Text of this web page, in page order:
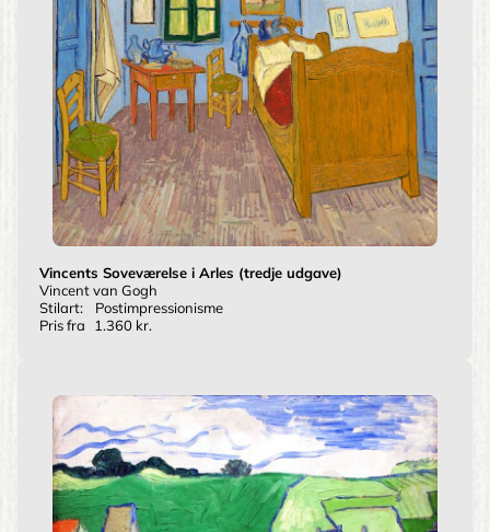
Vincents Soveværelse i Arles (tredje udgave)
Vincent van Gogh
Stilart:
Postimpressionisme
Pris fra
1.360 kr.